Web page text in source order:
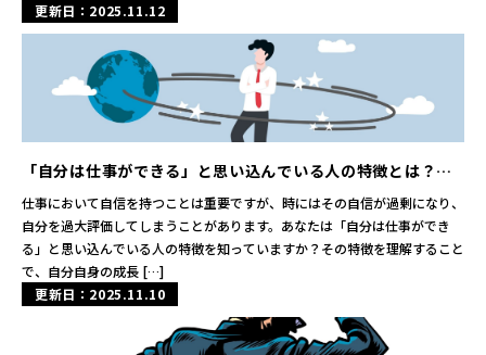
更新日：2025.11.12
「自分は仕事ができる」と思い込んでいる人の特徴とは？そ
の真実と落とし穴
仕事において自信を持つことは重要ですが、時にはその自信が過剰になり、
自分を過大評価してしまうことがあります。あなたは「自分は仕事ができ
る」と思い込んでいる人の特徴を知っていますか？その特徴を理解すること
で、自分自身の成長 […]
更新日：2025.11.10